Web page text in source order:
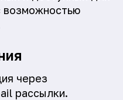
возможностью
через
рассылки.